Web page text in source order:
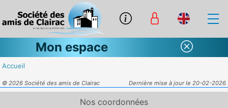
Mon espace
Accueil
© 2026 Société des amis de Clairac Dernière mise à jour le 20-02-2026
Nos coordonnées